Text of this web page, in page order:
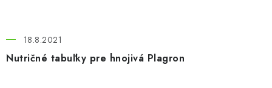
Nutričné tabuľky pre hnojivá Plagron
18.8.2021